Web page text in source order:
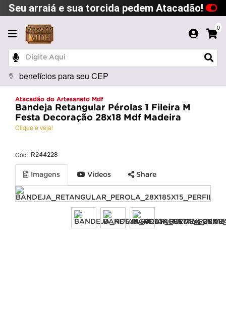
Seu arraiá e sua torcida pedem Atacadão!
0
benefícios para seu CEP
Atacadão do Artesanato Mdf
Bandeja Retangular Pérolas 1 Fileira M
Festa Decoração 28x18 Mdf Madeira
Clique e veja!
Cód: R244228
Imagens Videos Share